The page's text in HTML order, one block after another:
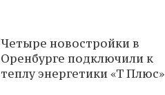
Четыре новостройки в
Оренбурге подключили к
теплу энергетики «Т Плюс»